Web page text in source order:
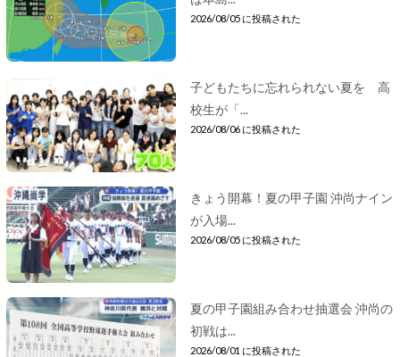
2026/08/05 に投稿された
子どもたちに忘れられない夏を 高
校生が「...
2026/08/06 に投稿された
きょう開幕！夏の甲子園 沖尚ナイン
が入場...
2026/08/05 に投稿された
夏の甲子園組み合わせ抽選会 沖尚の
初戦は...
2026/08/01 に投稿された